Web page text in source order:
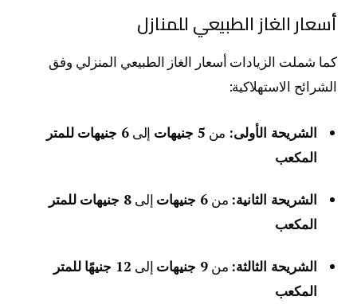
أسعار الغاز الطبيعي للمنازل
كما شملت الزيادات أسعار الغاز الطبيعي المنزلي وفق
الشرائح الاستهلاكية:
الشريحة الأولى: من 5 جنيهات إلى
6 جنيهات للمتر
المكعب
الشريحة الثانية: من6 جنيهات إلى
8 جنيهات للمتر
المكعب
الشريحة الثالثة: من9 جنيهات إلى
12 جنيهًا للمتر
المكعب